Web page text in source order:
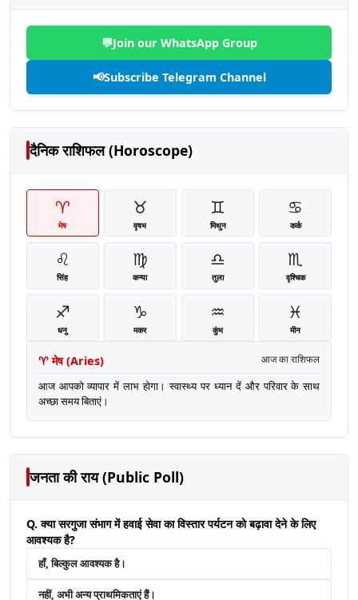
💬Join our WhatsApp Group
📢Subscribe Telegram Channel
दैनिक राशिफल (Horoscope)
♈
मेष
♉
वृषभ
♊
मिथुन
♋
कर्क
♌
सिंह
♍
कन्या
♎
तुला
♏
वृश्चिक
♐
धनु
♑
मकर
♒
कुंभ
♓
मीन
♈ मेष(Aries) आज का राशिफल
आज आपको व्यापार में लाभ होगा। स्वास्थ्य पर ध्यान दें और परिवार के साथ
अच्छा समय बिताएं।
जनता की राय (Public Poll)
Q. क्या सरगुजा संभाग में हवाई सेवा का विस्तार पर्यटन को बढ़ावा देने के लिए
आवश्यक है?
हाँ, बिल्कुल आवश्यक है।
नहीं, अभी अन्य प्राथमिकताएं हैं।